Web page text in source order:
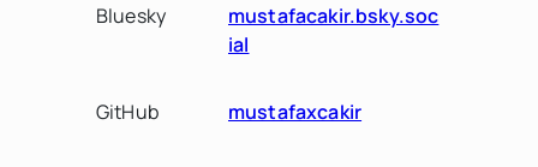
Bluesky
mustafacakir.bsky.soc
ial
GitHub mustafaxcakir